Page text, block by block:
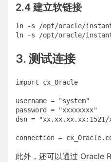
2.4 建立软链接
ln -s /opt/oracle/
ln -s /opt/oracle/
3. 测试连接
import cx_Oracle
username = "system"
password = "xxxxxxxx"
dsn = "xx.xx.xx.xx:1521/
connection =
此外，还可以通过 Oracle